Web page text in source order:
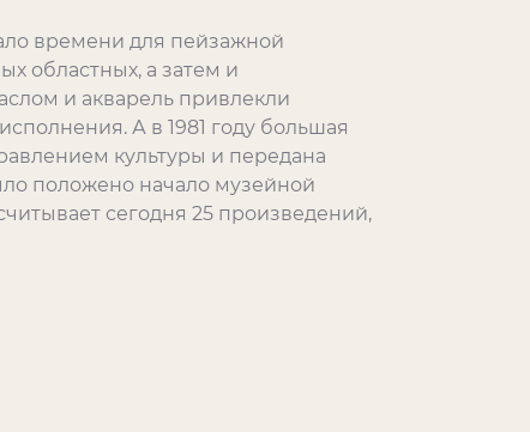
времени для пейзажной
областных, а затем и
и акварель привлекли
А в 1981 году большая
культуры и передана
положено начало музейной
сегодня 25 произведений,